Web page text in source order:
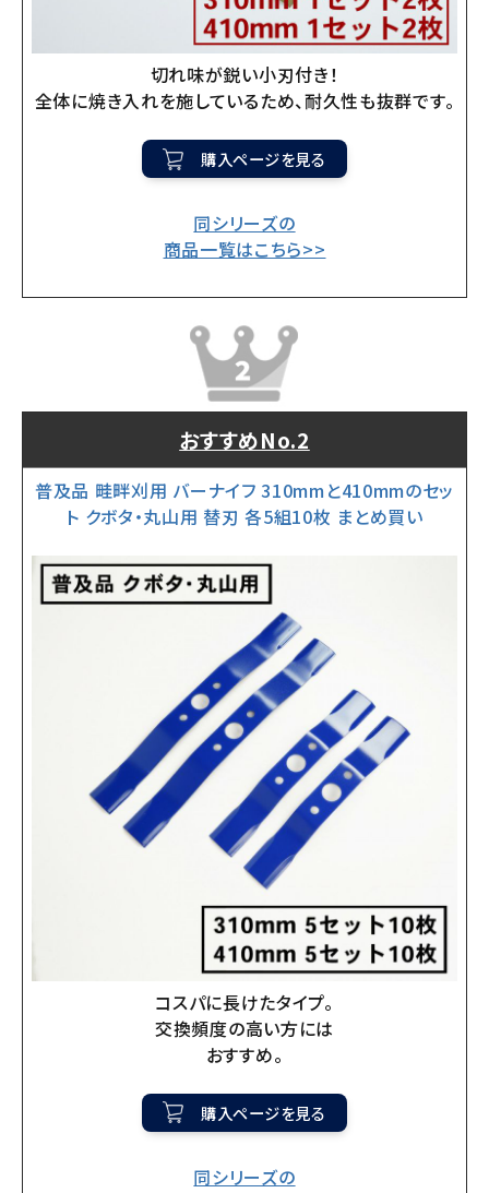
切れ味が鋭い小刃付き！
全体に焼き入れを施しているため、耐久性も抜群です。
購入ページを見る
同シリーズの
商品一覧はこちら>>
おすすめNo.2
普及品 畦畔刈用 バーナイフ 310mmと410mmのセッ
ト クボタ・丸山用 替刃 各5組10枚 まとめ買い
コスパに長けたタイプ。
交換頻度の高い方には
おすすめ。
購入ページを見る
同シリーズの